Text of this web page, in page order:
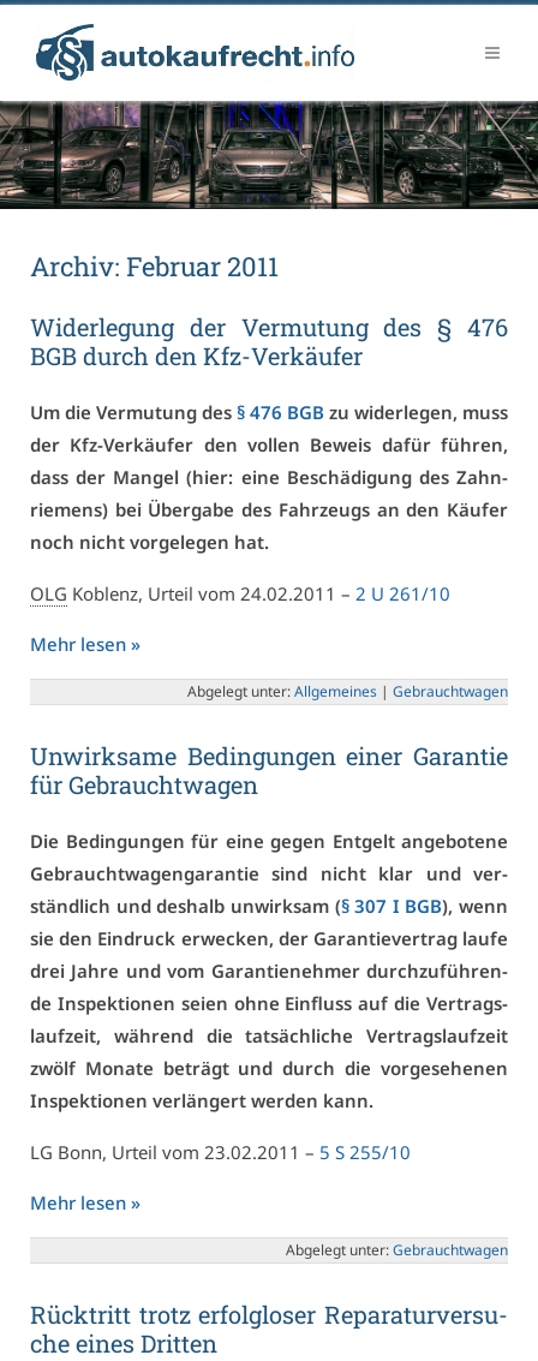
Ar­chiv: Fe­bru­ar 2011
Wi­der­le­gung der Ver­mu­tung des § 476
BGB durch den Kfz-Ver­käu­fer
Um die Ver­mu­tung des § 476 BGB zu wi­der­le­gen, muss
der Kfz-Ver­käu­fer den vol­len Be­weis da­für füh­ren,
dass der Man­gel (hier: ei­ne Be­schä­di­gung des Zahn­
rie­mens) bei Über­ga­be des Fahr­zeugs an den Käu­fer
noch nicht vor­ge­le­gen hat.
OLG Ko­blenz, Ur­teil vom 24.02.2011 – 2 U 261/10
Mehr le­sen »
Ab­ge­legt un­ter:All­ge­mei­nes | Ge­braucht­wa­gen
Un­wirk­sa­me Be­din­gun­gen ei­ner Ga­ran­tie
für Ge­braucht­wa­gen
Die Be­din­gun­gen für ei­ne ge­gen Ent­gelt an­ge­bo­te­ne
Ge­braucht­wa­gen­ga­ran­tie sind nicht klar und ver­
ständ­lich und des­halb un­wirk­sam (§ 307 I BGB), wenn
sie den Ein­druck er­we­cken, der Ga­ran­tie­ver­trag lau­fe
drei Jah­re und vom Ga­ran­ti­en­eh­mer durch­zu­füh­ren­
de In­spek­tio­nen sei­en oh­ne Ein­fluss auf die Ver­trags­
lauf­zeit, wäh­rend die tat­säch­li­che Ver­trags­lauf­zeit
zwölf Mo­na­te be­trägt und durch die vor­ge­se­he­nen
In­spek­tio­nen ver­län­gert wer­den kann.
LG Bonn, Ur­teil vom 23.02.2011 – 5 S 255/10
Mehr le­sen »
Ab­ge­legt un­ter:Ge­braucht­wa­gen
Rück­tritt trotz er­folg­lo­ser Re­pa­ra­tur­ver­su­
che ei­nes Drit­ten